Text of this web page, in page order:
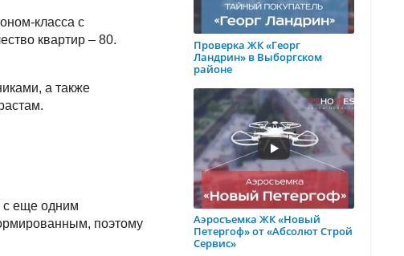
класса с
квартир – 80.
а также
с еще одним
поэтому
Проверка ЖК «Георг
Ландрин» в Выборгском
районе
Аэросъемка ЖК «Новый
Петергоф» от «Абсолют Строй
Сервис»